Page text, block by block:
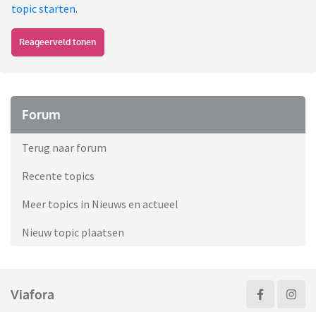
topic starten.
Reageerveld tonen
Forum
Terug naar forum
Recente topics
Meer topics in Nieuws en actueel
Nieuw topic plaatsen
Viafora